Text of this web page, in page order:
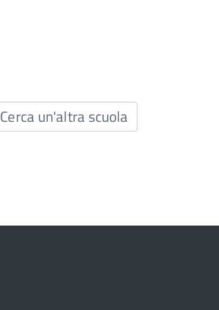
Cerca un'altra scuola